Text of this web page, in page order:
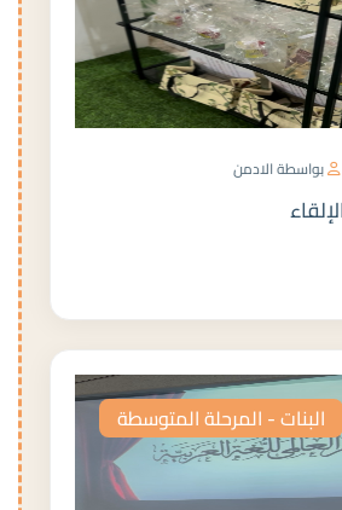
بواسطة الادمن
البنات - المرحلة المتوسطة